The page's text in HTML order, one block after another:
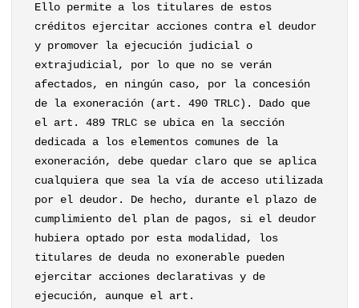
Ello permite a los titulares de estos
créditos ejercitar acciones contra el deudor
y promover la ejecución judicial o
extrajudicial, por lo que no se verán
afectados, en ningún caso, por la concesión
de la exoneración (art. 490 TRLC). Dado que
el art. 489 TRLC se ubica en la sección
dedicada a los elementos comunes de la
exoneración, debe quedar claro que se aplica
cualquiera que sea la vía de acceso utilizada
por el deudor. De hecho, durante el plazo de
cumplimiento del plan de pagos, si el deudor
hubiera optado por esta modalidad, los
titulares de deuda no exonerable pueden
ejercitar acciones declarativas y de
ejecución, aunque el art.